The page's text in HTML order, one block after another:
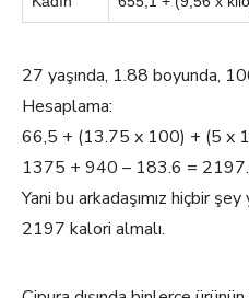
27 yaşında, 1.88 boyunda,
Hesaplama:
66,5 + (13.75 x 100) + (5 x
1375 + 940 – 183.6 =
Yani bu arkadaşımız hiçbir
2197 kalori almalı.